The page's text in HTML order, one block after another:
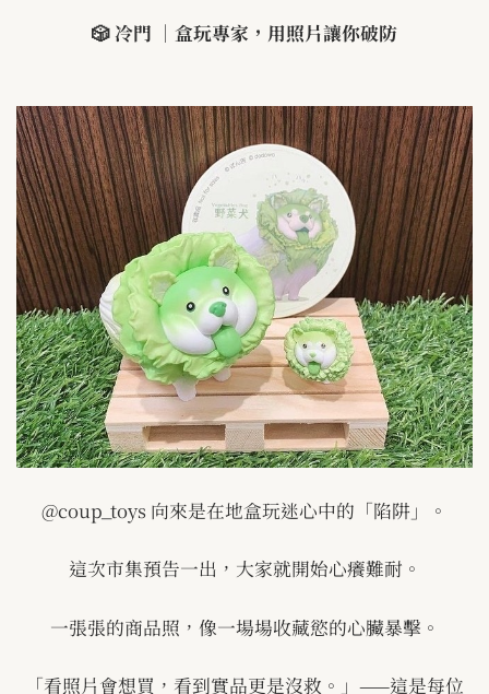
🎲冷門 ｜盒玩專家，用照片讓你破防
@coup_toys 向來是在地盒玩迷心中的「陷阱」。
這次市集預告一出，大家就開始心癢難耐。
一張張的商品照，像一場場收藏慾的心臟暴擊。
「看照片會想買，看到實品更是沒救。」 ——這是每位